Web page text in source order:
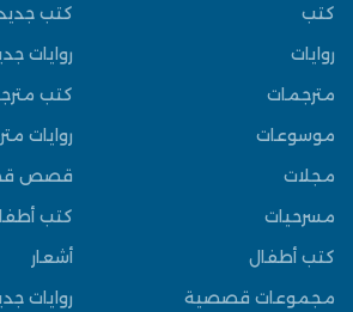
كتب
روايات
مترجمات
موسوعات
مجلات
مسرحيات
كتب أطفال
مجموعات قصصية
كتب
روايات
كتب
روايات
قصص
كتب
أشعار
روايات